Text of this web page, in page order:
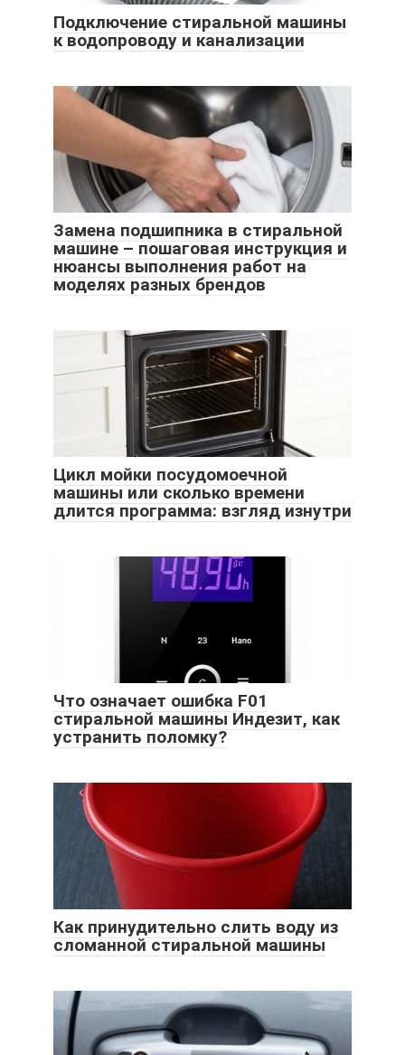
Подключение стиральной машины
к водопроводу и канализации
Замена подшипника в стиральной
машине – пошаговая инструкция и
нюансы выполнения работ на
моделях разных брендов
Цикл мойки посудомоечной
машины или сколько времени
длится программа: взгляд изнутри
Что означает ошибка F01
стиральной машины Индезит, как
устранить поломку?
Как принудительно слить воду из
сломанной стиральной машины